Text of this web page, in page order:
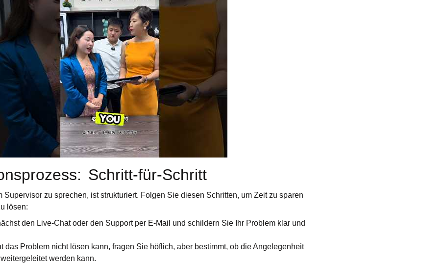
Schritt-für-Schritt
Supervisor zu sprechen, ist strukturiert. Folgen Sie diesen Schritten, um Zeit zu sparen
lösen:
den Live-Chat oder den Support per E-Mail und schildern Sie Ihr Problem klar und
das Problem nicht lösen kann, fragen Sie höflich, aber bestimmt, ob die Angelegenheit
werden kann.